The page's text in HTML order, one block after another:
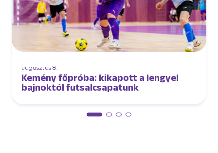
augusztus 8.
Kemény főpróba: kikapott a lengyel
bajnoktól futsalcsapatunk